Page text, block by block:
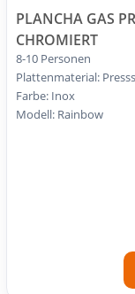
PLANCHA GAS
CHROMIERT
8-10 Personen
Plattenmaterial:
Farbe: Inox
Modell: Rainbow